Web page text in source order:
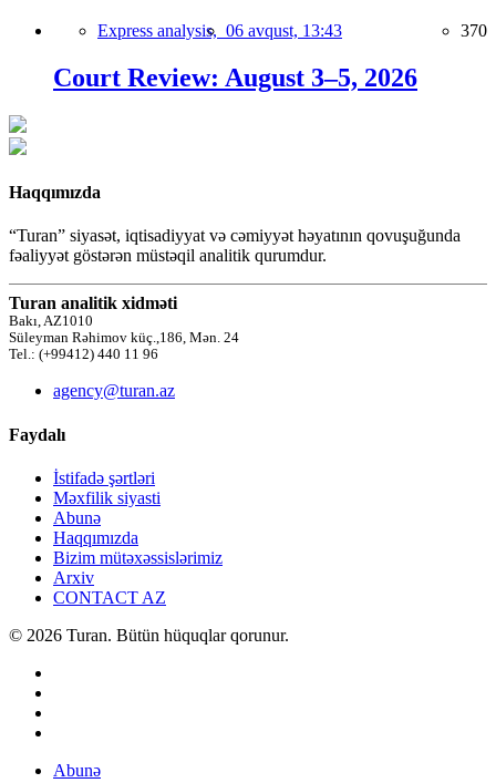
Express analysis, 06 avqust, 13:43 370
Court Review: August 3–5, 2026
Haqqımızda
“Turan” siyasət, iqtisadiyyat və cəmiyyət həyatının qovuşuğunda
fəaliyyət göstərən müstəqil analitik qurumdur.
Turan analitik xidməti
Bakı, AZ1010
Süleyman Rəhimov küç.,186, Mən. 24
Tel.: (+99412) 440 11 96
agency@turan.az
Faydalı
İstifadə şərtləri
Məxfilik siyasti
Abunə
Haqqımızda
Bizim mütəxəssislərimiz
Arxiv
CONTACT AZ
© 2026 Turan. Bütün hüquqlar qorunur.
Abunə